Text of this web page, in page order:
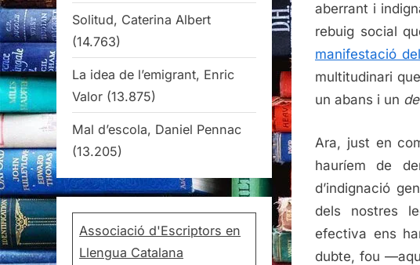
aberrant i
rebuig social
manifestació
multitudinari
un abans i un
Ara, just en
hauríem de
d’indignació
dels nostres
efectiva ens
dubte, fou
Solitud, Caterina Albert
(14.763)
La idea de l’emigrant, Enric
Valor (13.875)
Mal d’escola, Daniel Pennac
(13.205)
Associació d'Escriptors en
Llengua Catalana